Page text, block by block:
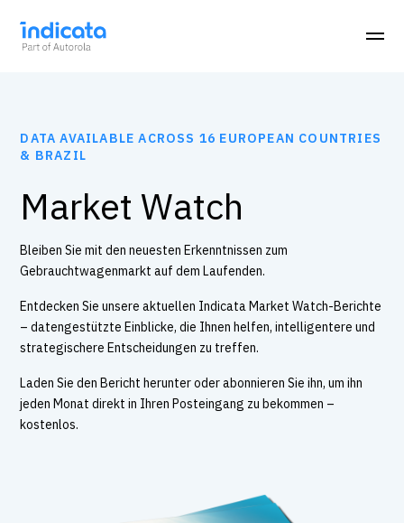
DATA AVAILABLE ACROSS 16 EUROPEAN COUNTRIES
& BRAZIL
Market Watch
Bleiben Sie mit den neuesten Erkenntnissen zum
Gebrauchtwagenmarkt auf dem Laufenden.
Entdecken Sie unsere aktuellen Indicata Market Watch-Berichte
– datengestützte Einblicke, die Ihnen helfen, intelligentere und
strategischere Entscheidungen zu treffen.
Laden Sie den Bericht herunter oder abonnieren Sie ihn, um ihn
jeden Monat direkt in Ihren Posteingang zu bekommen –
kostenlos.